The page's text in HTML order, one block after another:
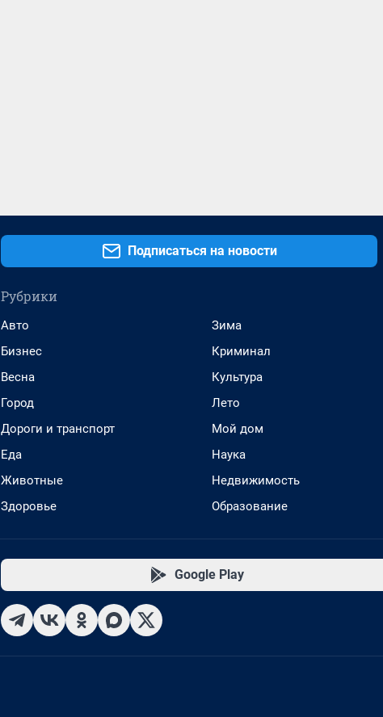
Подписаться на новости
Рубрики
Авто
Бизнес
Весна
Город
Дороги и транспорт
Еда
Животные
Здоровье
Зима
Криминал
Культура
Лето
Мой дом
Наука
Недвижимость
Образование
Google Play